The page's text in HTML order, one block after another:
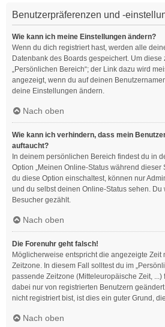
Benutzerpräferenzen und -
Wie kann ich meine Einstellungen ändern?
Wenn du dich registriert hast, werden alle
Datenbank des Boards gespeichert. Um
„Persönlichen Bereich“; der Link dazu wird
angezeigt, wenn du auf deinen
deine Einstellungen ändern.
Nach oben
Wie kann ich verhindern, dass mein
auftaucht?
In deinem persönlichen Bereich findest du in
Option „Meinen Online-Status während dieser
du diese Option einschaltest, können nur
und du selbst deinen Online-Status sehen.
Besucher gezählt.
Nach oben
Die Forenuhr geht falsch!
Möglicherweise entspricht die angezeigte Zeit
Zeitzone. In diesem Fall solltest du im
passende Zeitzone (Mitteleuropäische Zeit,
dabei nur von registrierten Benutzern
nicht registriert bist, ist dies ein guter Grund,
Nach oben